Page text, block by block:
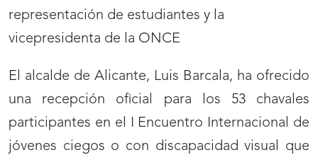
El alcalde de Alicante, Luis Barcala, ha ofrecido
una recepción oficial para los 53 chavales
participantes en el I Encuentro Internacional de
jóvenes ciegos o con discapacidad visual que